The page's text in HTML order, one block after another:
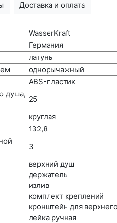
Доставка и оплата
WasserKraft
Германия
латунь
однорычажный
ABS-пластик
душа,
25
круглая
132,8
3
верхний душ
держатель
излив
комплект креплений
кронштейн для
лейка ручная